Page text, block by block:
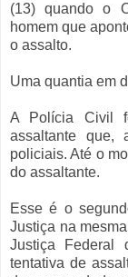
(13) quando o
homem que
o assalto.
Uma quantia em
A Polícia Civil
assaltante que,
policiais. Até o
do assaltante.
Esse é o
Justiça na
Justiça Federal
tentativa de